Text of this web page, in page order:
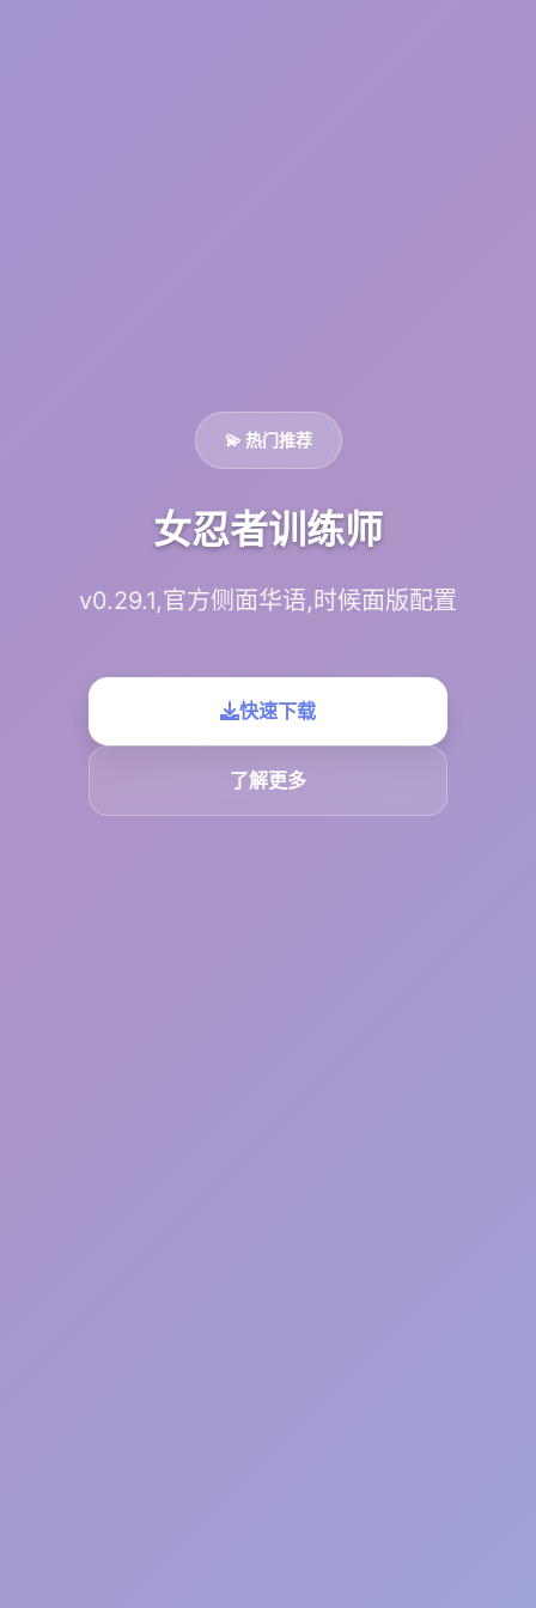
💫 热门推荐
女忍者训练师
v0.29.1,官方侧面华语,时候面版配置
快速下载
了解更多